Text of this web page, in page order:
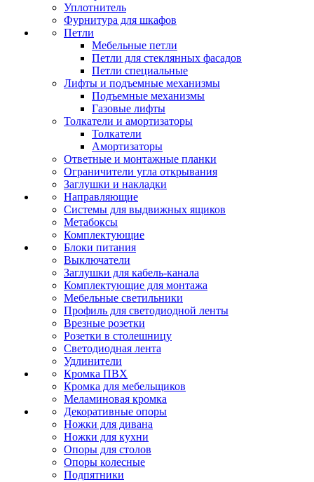
Уплотнитель
Фурнитура для шкафов
Петли
Мебельные петли
Петли для стеклянных фасадов
Петли специальные
Лифты и подъемные механизмы
Подъемные механизмы
Газовые лифты
Толкатели и амортизаторы
Толкатели
Амортизаторы
Ответные и монтажные планки
Ограничители угла открывания
Заглушки и накладки
Направляющие
Системы для выдвижных ящиков
Метабоксы
Комплектующие
Блоки питания
Выключатели
Заглушки для кабель-канала
Комплектующие для монтажа
Мебельные светильники
Профиль для светодиодной ленты
Врезные розетки
Розетки в столешницу
Светодиодная лента
Удлинители
Кромка ПВХ
Кромка для мебельщиков
Меламиновая кромка
Декоративные опоры
Ножки для дивана
Ножки для кухни
Опоры для столов
Опоры колесные
Подпятники